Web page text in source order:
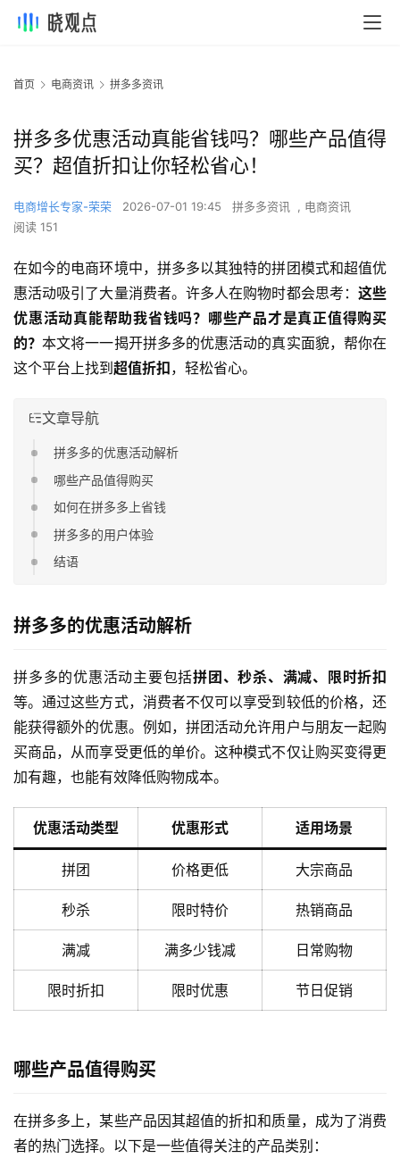
首页 电商资讯 拼多多资讯
拼多多优惠活动真能省钱吗？哪些产品值得
买？超值折扣让你轻松省心！
电商增长专家-荣荣 2026-07-01 19:45 拼多多资讯 , 电商资讯
阅读 151
在如今的电商环境中，拼多多以其独特的拼团模式和超值优
惠活动吸引了大量消费者。许多人在购物时都会思考： 这些
优惠活动真能帮助我省钱吗？哪些产品才是真正值得购买
的？本文将一一揭开拼多多的优惠活动的真实面貌，帮你在
这个平台上找到 超值折扣，轻松省心。
文章导航
拼多多的优惠活动解析
哪些产品值得购买
如何在拼多多上省钱
拼多多的用户体验
结语
拼多多的优惠活动解析
拼多多的优惠活动主要包括拼团、秒杀、满减、限时折扣
等。通过这些方式，消费者不仅可以享受到较低的价格，还
能获得额外的优惠。例如，拼团活动允许用户与朋友一起购
买商品，从而享受更低的单价。这种模式不仅让购买变得更
加有趣，也能有效降低购物成本。
优惠活动类型 优惠形式 适用场景
拼团 价格更低 大宗商品
秒杀 限时特价 热销商品
满减 满多少钱减 日常购物
限时折扣 限时优惠 节日促销
哪些产品值得购买
在拼多多上，某些产品因其超值的折扣和质量，成为了消费
者的热门选择。以下是一些值得关注的产品类别：